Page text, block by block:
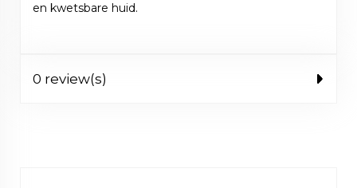
en kwetsbare huid.
0 review(s)